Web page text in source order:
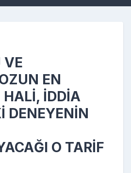
VE
EN
HALİ, İDDİA
DENEYENİN
O TARİF